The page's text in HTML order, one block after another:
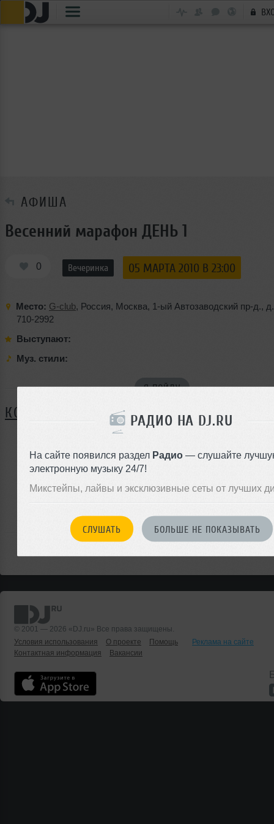
РАДИО НА DJ.RU
На сайте появился раздел Радио — слушайте
электронную музыку 24/7!
Микстейпы, лайвы и эксклюзивные сеты от лучших
СЛУШАТЬ БОЛЬШЕ НЕ ПОКАЗЫВАТЬ
АФИША
Весенний марафон ДЕНЬ 1
0 Вечеринка 05 МАРТА 2010 В 23:00
Место: G-club, Россия, Москва, 1-ый Автозаводский пр-д.,
710-2992
Выступают:
Муз. стили:
Я ПОЙДУ
КОММЕНТАРИИ
ЗАРЕГИСТРИРУЙТЕСЬ
Или
© 2001 — 2026 «DJ.ru» Все права защищены.
Условия использования
О проекте Помощь
Реклама на сайте
Контактная информация
Вакансии